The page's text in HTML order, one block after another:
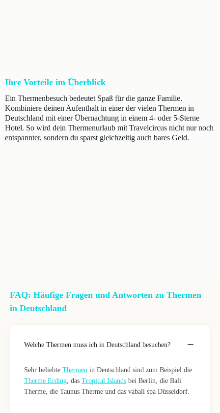
Ihre Vorteile im Überblick
Ein Thermenbesuch bedeutet Spaß für die ganze Familie.
Kombiniere deinen Aufenthalt in einer der vielen Thermen in
Deutschland mit einer Übernachtung in einem 4- oder 5-Sterne
Hotel. So wird dein Thermenurlaub mit Travelcircus nicht nur noch
entspannter, sondern du sparst gleichzeitig auch bares Geld.
FAQ: Häufige Fragen und Antworten zu Thermen
in Deutschland
Welche Thermen muss ich in Deutschland besuchen?
Sehr beliebte Thermen in Deutschland sind zum Beispiel die
Therme Erding, das Tropical Islands bei Berlin, die Bali
Therme, die Taunus Therme und das vabali spa Düsseldorf.